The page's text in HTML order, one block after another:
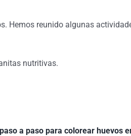
Hemos reunido algunas
nutritivas.
a paso para colorear huevos